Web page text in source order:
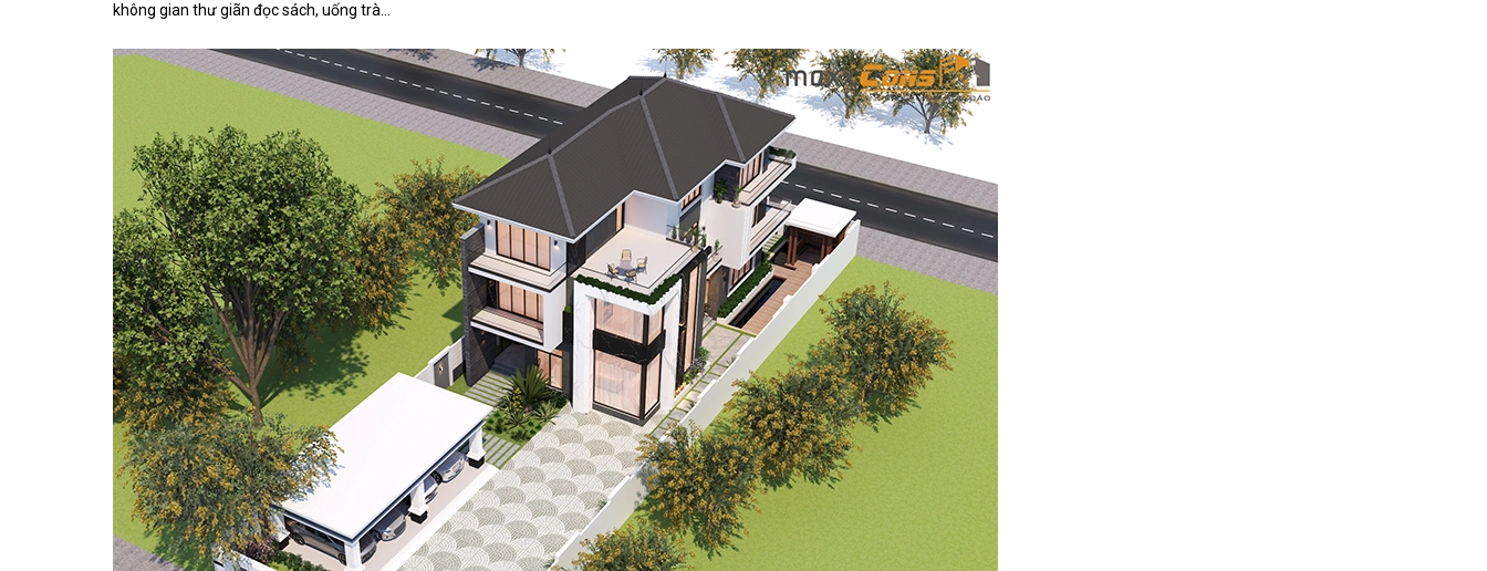
không gian thư giãn đọc sách, uống trà...